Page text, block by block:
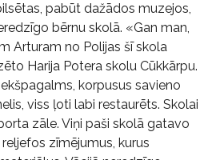
pabūt dažādos muzejos,
bērnu skolā. «Gan man,
Arturam no Polijas šī skola
Harija Potera skolu Cūkkārpu.
korpusus savieno
viss ļoti labi restaurēts. Skolai
zāle. Viņi paši skolā gatavo
zīmējumus, kurus